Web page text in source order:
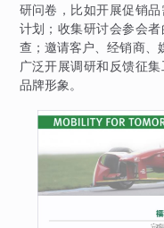
研问卷，比如开展促销
计划；收集研讨会参会
查；邀请客户、经销商
广泛开展调研和反馈征
品牌形象。